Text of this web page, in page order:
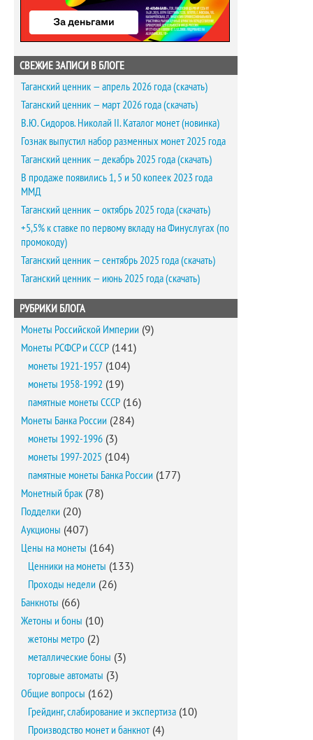
СВЕЖИЕ ЗАПИСИ В БЛОГЕ
Таганский ценник — апрель 2026 года (скачать)
Таганский ценник — март 2026 года (скачать)
В.Ю. Сидоров. Николай II. Каталог монет (новинка)
Гознак выпустил набор разменных монет 2025 года
Таганский ценник — декабрь 2025 года (скачать)
В продаже появились 1, 5 и 50 копеек 2023 года
ММД
Таганский ценник — октябрь 2025 года (скачать)
+5,5% к ставке по первому вкладу на Финуслугах (по
промокоду)
Таганский ценник — сентябрь 2025 года (скачать)
Таганский ценник — июнь 2025 года (скачать)
РУБРИКИ БЛОГА
Монеты Российской Империи (9)
Монеты РСФСР и СССР (141)
монеты 1921-1957 (104)
монеты 1958-1992 (19)
памятные монеты СССР (16)
Монеты Банка России (284)
монеты 1992-1996 (3)
монеты 1997-2025 (104)
памятные монеты Банка России (177)
Монетный брак (78)
Подделки (20)
Аукционы (407)
Цены на монеты (164)
Ценники на монеты (133)
Проходы недели (26)
Банкноты (66)
Жетоны и боны (10)
жетоны метро (2)
металлические боны (3)
торговые автоматы (3)
Общие вопросы (162)
Грейдинг, слабирование и экспертиза (10)
Производство монет и банкнот(4)